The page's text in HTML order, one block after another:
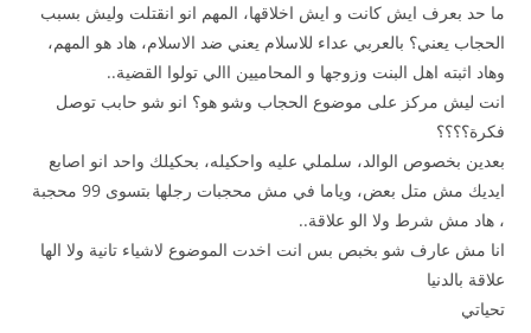
ما حد بعرف ايش كانت و ايش اخلاقها، المهم انو انقتلت وليش بسبب
الحجاب يعني؟ بالعربي عداء للاسلام يعني ضد الاسلام، هاد هو المهم،
وهاد اثبته اهل البنت وزوجها و المحاميين االي تولوا القضية..
انت ليش مركز على موضوع الحجاب وشو هو؟ انو شو حابب توصل
فكرة؟؟؟؟
بعدين بخصوص الوالد، سلملي عليه واحكيله، بحكيلك واحد انو اصابع
ايديك مش متل بعض، وياما في مش محجبات رجلها بتسوى 99 محجبة
، هاد مش شرط ولا الو علاقة..
انا مش عارف شو بخبص بس انت اخدت الموضوع لاشياء تانية ولا الها
علاقة بالدنيا
تحياتي